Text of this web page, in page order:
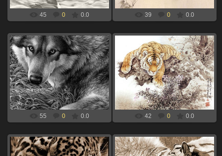
45 0 0.0 39 0 0.0
06.09.2024
волк для выжигания по дереву
xBOINGx
55 0 0.0
06.09.2024
тигр на дереве для выжигания по
дереву
xBOINGx
42 0 0.0